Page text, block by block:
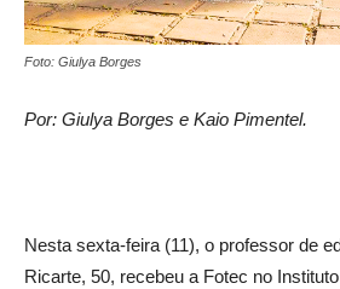
Foto: Giulya Borges
Por: Giulya Borges e Kaio Pimentel.
Nesta sexta-feira (11), o professor de
Ricarte, 50, recebeu a Fotec no